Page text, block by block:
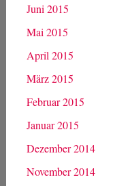
Juni 2015
Mai 2015
April 2015
März 2015
Februar 2015
Januar 2015
Dezember 2014
November 2014